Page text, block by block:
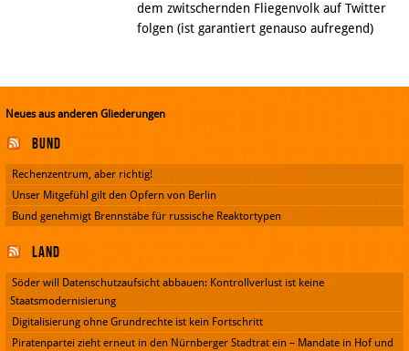
dem zwitschernden Fliegenvolk auf Twitter
folgen (ist garantiert genauso aufregend)
Neues aus anderen Gliederungen
Bund
Rechenzentrum, aber richtig!
Unser Mitgefühl gilt den Opfern von Berlin
Bund genehmigt Brennstäbe für russische Reaktortypen
Land
Söder will Datenschutzaufsicht abbauen: Kontrollverlust ist keine
Staatsmodernisierung
Digitalisierung ohne Grundrechte ist kein Fortschritt
Piratenpartei zieht erneut in den Nürnberger Stadtrat ein – Mandate in Hof und